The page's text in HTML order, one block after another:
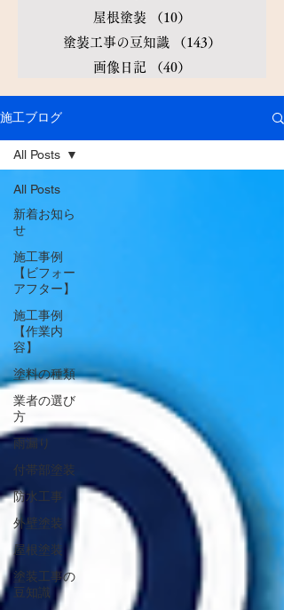
屋根塗装
（10）
塗装工事の豆知識
（143）
画像日記
（40）
施工ブログ
All Posts
新着お知ら
せ
施工事例
【ビフォー
アフター】
施工事例
【作業内
容】
塗料の種類
業者の選び
方
雨漏り
付帯部塗装
防水工事
外壁塗装
屋根塗装
塗装工事の
豆知識
All Posts